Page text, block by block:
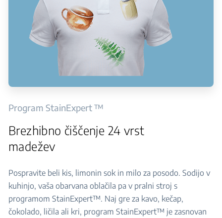
Program StainExpert ™
Brezhibno čiščenje 24 vrst
madežev
Pospravite beli kis, limonin sok in milo za posodo. Sodijo v
kuhinjo, vaša obarvana oblačila pa v pralni stroj s
programom StainExpert™. Naj gre za kavo, kečap,
čokolado, ličila ali kri, program StainExpert™ je zasnovan